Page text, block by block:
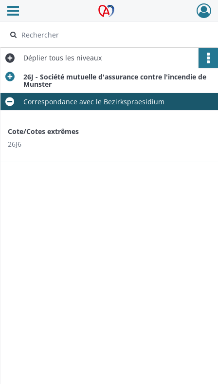
Archives Alsace - Colmar
Ouvrir le menu déroulant
Déplier tous les niveaux
26J - Société mutuelle d'assurance contre l'incendie de
Munster
Correspondance avec le Bezirkspraesidium
Cote/Cotes extrêmes
26J6